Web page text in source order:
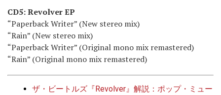
CD5: Revolver EP
“Paperback Writer” (New stereo mix)
“Rain” (New stereo mix)
“Paperback Writer” (Original mono mix remastered)
“Rain” (Original mono mix remastered)
ザ・ビートルズ『Revolver』解説：ポップ・ミュー